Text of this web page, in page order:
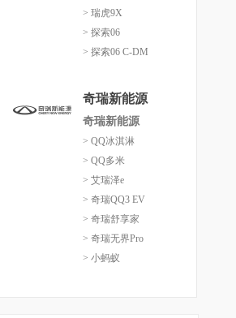
> 瑞虎9X
> 探索06
> 探索06 C-DM
奇瑞新能源
奇瑞新能源
> QQ冰淇淋
> QQ多米
> 艾瑞泽e
> 奇瑞QQ3 EV
> 奇瑞舒享家
> 奇瑞无界Pro
> 小蚂蚁